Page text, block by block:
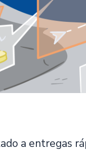
a entregas